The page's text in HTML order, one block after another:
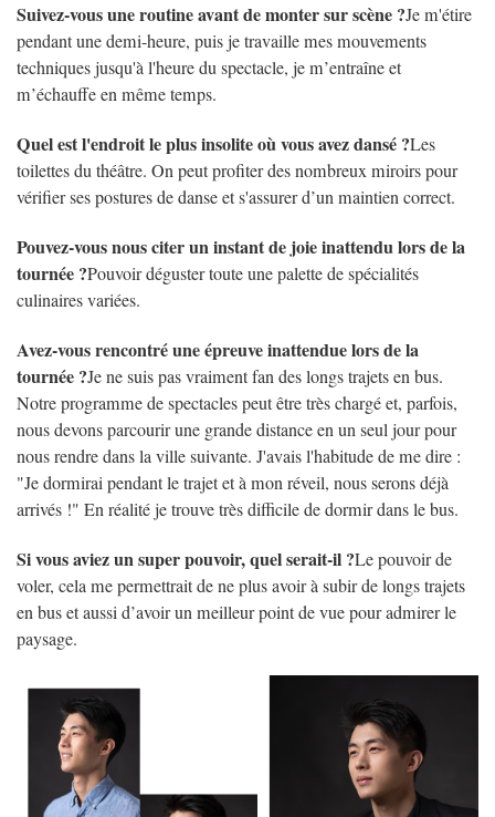
Suivez-vous une routine avant de monter sur scène ?Je m'étire
pendant une demi-heure, puis je travaille mes mouvements
techniques jusqu'à l'heure du spectacle, je m’entraîne et
m’échauffe en même temps.
Quel est l'endroit le plus insolite où vous avez dansé ?Les
toilettes du théâtre. On peut profiter des nombreux miroirs pour
vérifier ses postures de danse et s'assurer d’un maintien correct.
Pouvez-vous nous citer un instant de joie inattendu lors de la
tournée ?Pouvoir déguster toute une palette de spécialités
culinaires variées.
Avez-vous rencontré une épreuve inattendue lors de la
tournée ?Je ne suis pas vraiment fan des longs trajets en bus.
Notre programme de spectacles peut être très chargé et, parfois,
nous devons parcourir une grande distance en un seul jour pour
nous rendre dans la ville suivante. J'avais l'habitude de me dire :
"Je dormirai pendant le trajet et à mon réveil, nous serons déjà
arrivés !" En réalité je trouve très difficile de dormir dans le bus.
Si vous aviez un super pouvoir, quel serait-il ?Le pouvoir de
voler, cela me permettrait de ne plus avoir à subir de longs trajets
en bus et aussi d’avoir un meilleur point de vue pour admirer le
paysage.